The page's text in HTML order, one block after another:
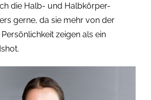
die Halb- und Halbkörper-
gerne, da sie mehr von der
zeigen als ein